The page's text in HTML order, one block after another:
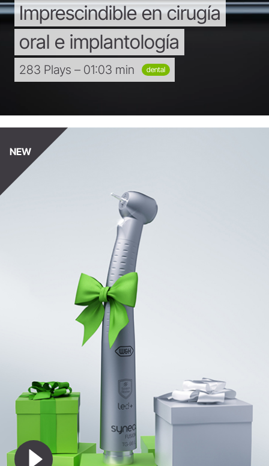
Imprescindible en cirugía
oral e implantología
283 Plays – 01:03 min dental
NEW